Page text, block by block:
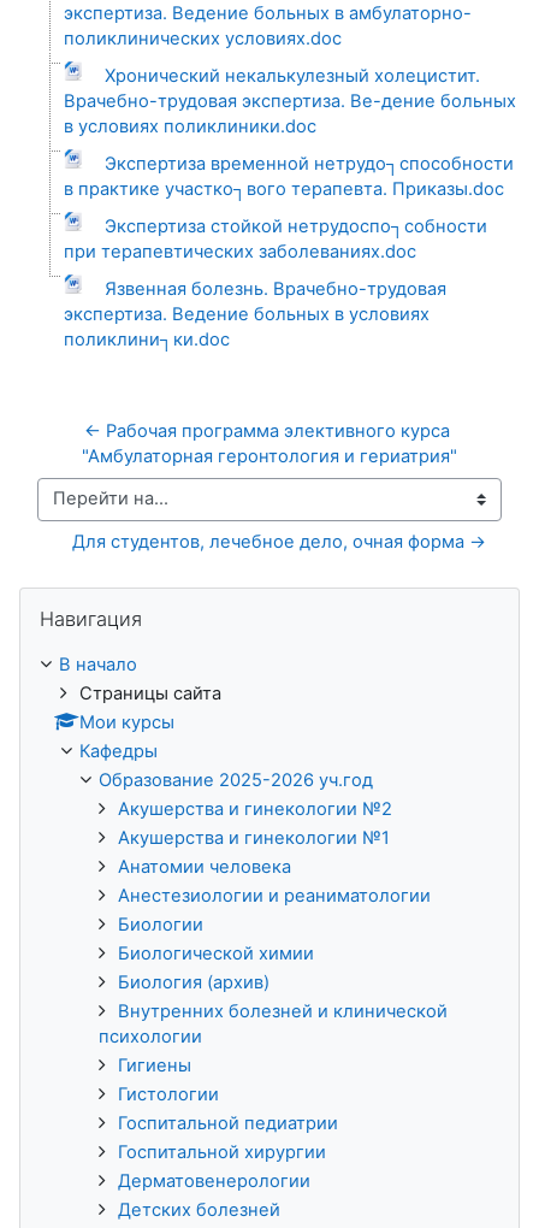
экспертиза. Ведение больных в амбулаторно-
поликлинических условиях.doc
Хронический некалькулезный холецистит.
Врачебно-трудовая экспертиза. Ве-дение больных
в условиях поликлиники.doc
Экспертиза временной нетрудо┐способности
в практике участко┐вого терапевта. Приказы.doc
Экспертиза стойкой нетрудоспо┐собности
при терапевтических заболеваниях.doc
Язвенная болезнь. Врачебно-трудовая
экспертиза. Ведение больных в условиях
поликлини┐ки.doc
← Рабочая программа элективного курса
"Амбулаторная геронтология и гериатрия"
Перейти на...
Для студентов, лечебное дело, очная форма →
Навигация
В начало
Страницы сайта
Мои курсы
Кафедры
Образование 2025-2026 уч.год
Акушерства и гинекологии №2
Акушерства и гинекологии №1
Анатомии человека
Анестезиологии и реаниматологии
Биологии
Биологической химии
Биология (архив)
Внутренних болезней и клинической
психологии
Гигиены
Гистологии
Госпитальной педиатрии
Госпитальной хирургии
Дерматовенерологии
Детских болезней